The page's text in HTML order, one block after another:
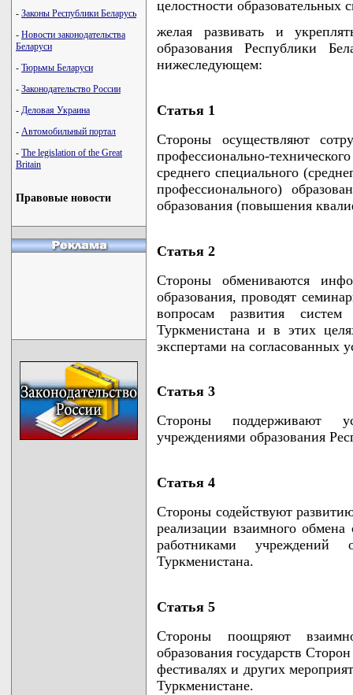
- Законы Республики Беларусь
- Новости законодательства
Беларуси
- Тюрьмы Беларуси
- Законодательство России
- Деловая Украина
- Автомобильный портал
- The legislation of the Great
Britain
Правовые новости
целостности образовательных
желая развивать и
образования Республики
нижеследующем:
Статья 1
Стороны осуществляют
профессионально-
среднего специального
профессионального)
образования (повышения
Статья 2
Стороны обмениваются
образования, проводят
вопросам развития
Туркменистана и в этих
экспертами на согласованных
Статья 3
Стороны поддерживают
учреждениями образования
Статья 4
Стороны содействуют
реализации взаимного
работниками учреждений
Туркменистана.
Статья 5
Стороны поощряют
образования государств
фестивалях и других
Туркменистане.